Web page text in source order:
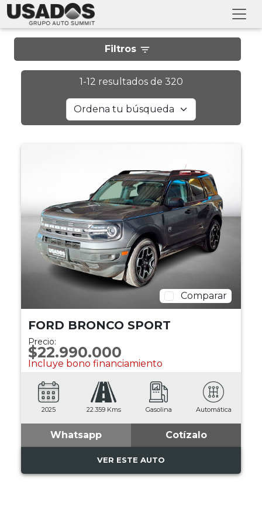
Filtros
1-12 resultados de 320
Comparar
FORD BRONCO SPORT
Precio:
$22.990.000
Incluye bono financiamiento
2025 22.359 Kms Gasolina Automática
Whatsapp Cotízalo
VER ESTE AUTO